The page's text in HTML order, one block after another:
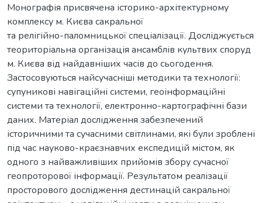
Монографія присвячена історико-архітектурному
комплексу м. Києва сакральної
та релігійно-паломницької спеціалізації. Досліджується
теориторіальна організація ансамблів культвих споруд
м. Києва від найдавніших часів до сьогодення.
Застосовуються найсучасніші методики та технології:
супуникові навігаційні системи, геоінформаційні
системи та технології, електронно-картографічні бази
даних. Матеріал дослідження забезпечений
історичними та сучасними світлинами, які були зроблені
під час науково-краєзнавчих експедицій містом, як
одного з найважливіших прийомів збору сучасної
геопроторової інформації. Результатом реалізації
просторового дослідження дестинацій сакральної